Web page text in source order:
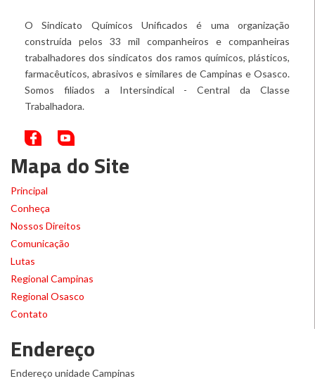
O Sindicato Químicos Unificados é uma organização
construída pelos 33 mil companheiros e companheiras
trabalhadores dos sindicatos dos ramos químicos, plásticos,
farmacêuticos, abrasivos e similares de Campinas e Osasco.
Somos filiados a Intersindical - Central da Classe
Trabalhadora.
Mapa do Site
Principal
Conheça
Nossos Direitos
Comunicação
Lutas
Regional Campinas
Regional Osasco
Contato
Endereço
Endereço unidade Campinas